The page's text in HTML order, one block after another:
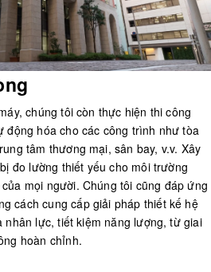
chúng tôi còn thực hiện thi công
động hóa cho các công trình như tòa
tâm thương mại, sân bay, v.v. Xây
đo lường thiết yếu cho môi trường
mọi người. Chúng tôi cũng đáp ứng
cách cung cấp giải pháp thiết kế hệ
nhân lực, tiết kiệm năng lượng, từ giai
hoàn chỉnh.